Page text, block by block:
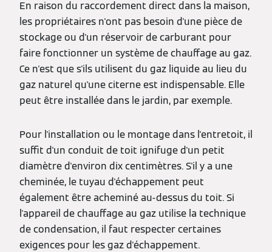
En raison du raccordement direct dans la maison,
les propriétaires n'ont pas besoin d'une pièce de
stockage ou d'un réservoir de carburant pour
faire fonctionner un système de chauffage au gaz.
Ce n'est que s'ils utilisent du gaz liquide au lieu du
gaz naturel qu'une citerne est indispensable. Elle
peut être installée dans le jardin, par exemple.
Pour l'installation ou le montage dans l'entretoit, il
suffit d'un conduit de toit ignifuge d'un petit
diamètre d'environ dix centimètres. S'il y a une
cheminée, le tuyau d'échappement peut
également être acheminé au-dessus du toit. Si
l'appareil de chauffage au gaz utilise la technique
de condensation, il faut respecter certaines
exigences pour les gaz d'échappement.